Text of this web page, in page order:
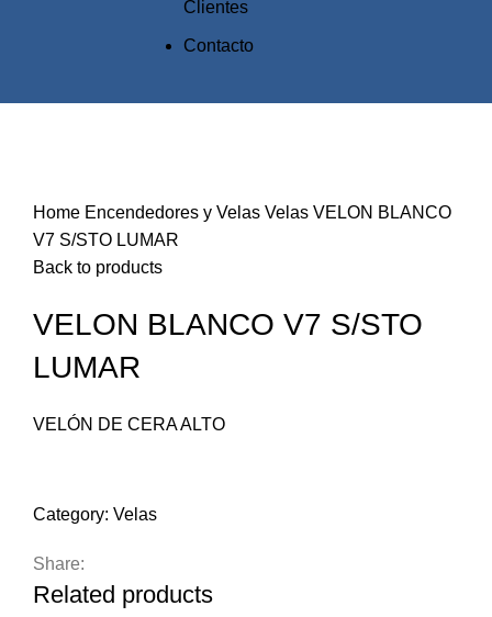
Clientes
Contacto
Home Encendedores y Velas Velas VELON BLANCO
V7 S/STO LUMAR
Back to products
VELON BLANCO V7 S/STO
LUMAR
VELÓN DE CERA ALTO
Category: Velas
Share:
Related products